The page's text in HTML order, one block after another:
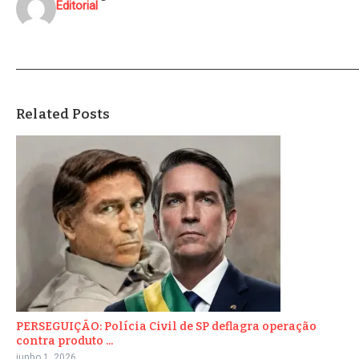
Editorial
Related Posts
PERSEGUIÇÃO: Polícia Civil de SP deflagra operação
contra produto ...